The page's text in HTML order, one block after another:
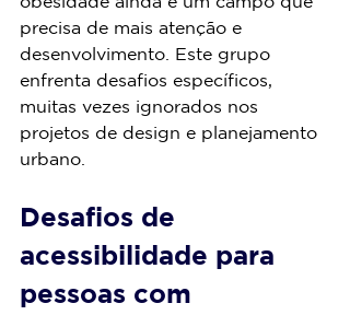
precisa de mais atenção e
desenvolvimento. Este grupo
enfrenta desafios específicos,
muitas vezes ignorados nos
projetos de design e planejamento
urbano.
Desafios de
acessibilidade para
pessoas com